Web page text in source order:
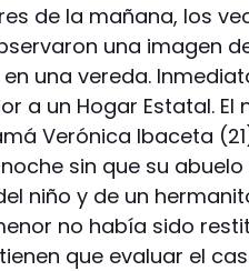
de la mañana, los
una imagen
una vereda.
a un Hogar Estatal.
Verónica Ibaceta
sin que su
niño y de un
no había sido
que evaluar el